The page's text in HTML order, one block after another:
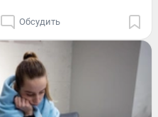
Обсудить